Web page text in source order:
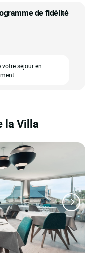
de fidélité
votre séjour en
la Villa